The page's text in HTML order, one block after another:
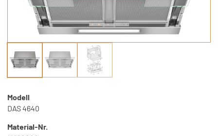
Modell
DAS 4640
Material-Nr.